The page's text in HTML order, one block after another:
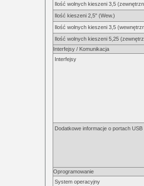
Ilość wolnych kieszeni 3,5
Ilość kieszeni 2,5" (Wew.)
Ilość wolnych kieszeni 3,5
Ilość wolnych kieszeni 5,25
Interfejsy / Komunikacja
Interfejsy
Dodatkowe informacje o portach USB
Oprogramowanie
System operacyjny